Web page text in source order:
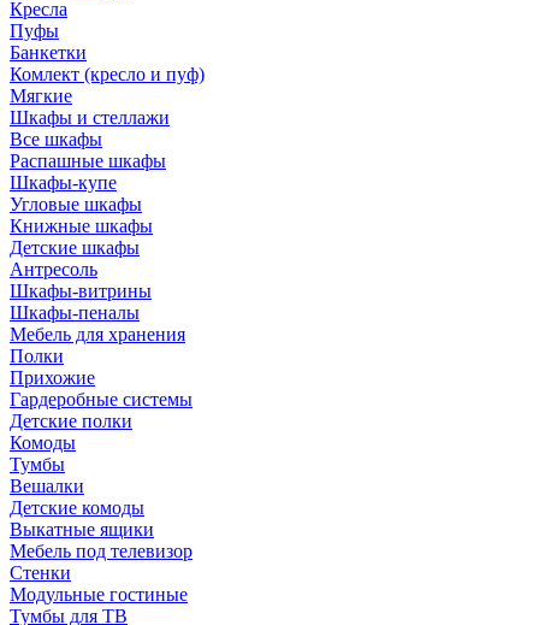
Кресла
Пуфы
Банкетки
Комлект (кресло и пуф)
Мягкие
Шкафы и стеллажи
Все шкафы
Распашные шкафы
Шкафы-купе
Угловые шкафы
Книжные шкафы
Детские шкафы
Антресоль
Шкафы-витрины
Шкафы-пеналы
Мебель для хранения
Полки
Прихожие
Гардеробные системы
Детские полки
Комоды
Тумбы
Вешалки
Детские комоды
Выкатные ящики
Мебель под телевизор
Стенки
Модульные гостиные
Тумбы для ТВ